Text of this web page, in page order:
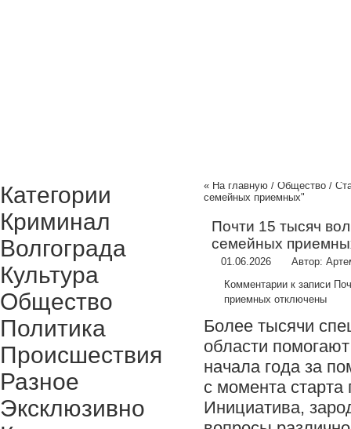
« На главную / Общество /
семейных приемных"
Почти 15 тысяч
семейных
01.06.2026 Автор:
Комментарии к записи
приемных отключены
Более тысячи
области
начала года за
с момента
Инициатива,
Категории
Криминал
Волгограда
Культура
Общество
Политика
Происшествия
Разное
Эксклюзивно